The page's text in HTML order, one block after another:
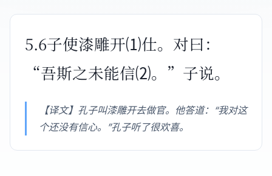
5.6子使漆雕开⑴仕。对曰：
“吾斯之未能信⑵。”子说。
【译文】孔子叫漆雕开去做官。他答道：“我对这
个还没有信心。”孔子听了很欢喜。